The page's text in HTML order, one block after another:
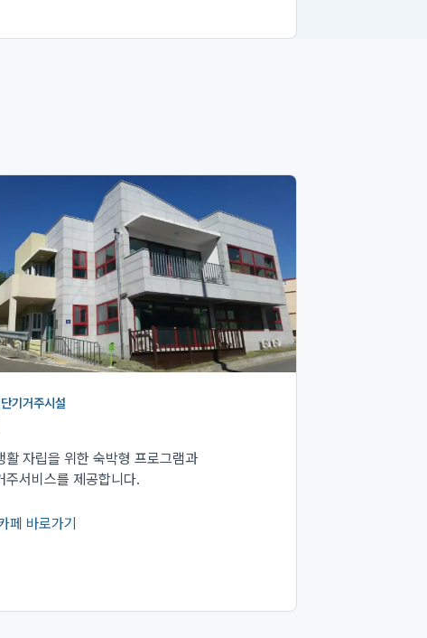
기거주시설
활 자립을 위한 숙박형 프로그램과
주서비스를 제공합니다.
페 바로가기
에서 열림)